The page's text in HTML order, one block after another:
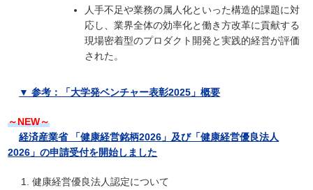
人手不足や業務の属人化といった構造的課題に対
応し、業界全体の効率化と働き方改革に貢献する
現場密着型のプロダクト開発と実践的経営が評価
された。
▼ 参考：「大学発ベンチャー表彰2025」概要
～NEW～
経済産業省 「健康経営銘柄2026」及び「健康経営優良法人
2026」の申請受付を開始しました
健康経営優良法人認定について